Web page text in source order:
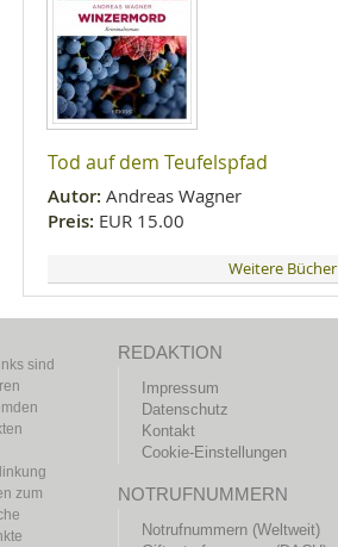
Tod auf dem Teufelspfad
Autor: Andreas Wagner
Preis: EUR 15.00
Weitere Bücher
sind
zum
REDAKTION
Impressum
Datenschutz
Kontakt
Cookie-Einstellungen
NOTRUFNUMMERN
Notrufnummern (Weltweit)